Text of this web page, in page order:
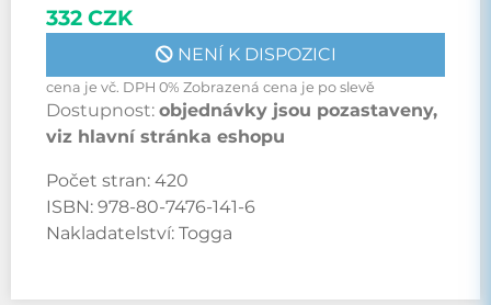
332 CZK
NENÍ K DISPOZICI
cena je vč. DPH 0% Zobrazená cena je po slevě
Dostupnost: objednávky jsou pozastaveny,
viz hlavní stránka eshopu
Počet stran: 420
ISBN: 978-80-7476-141-6
Nakladatelství: Togga